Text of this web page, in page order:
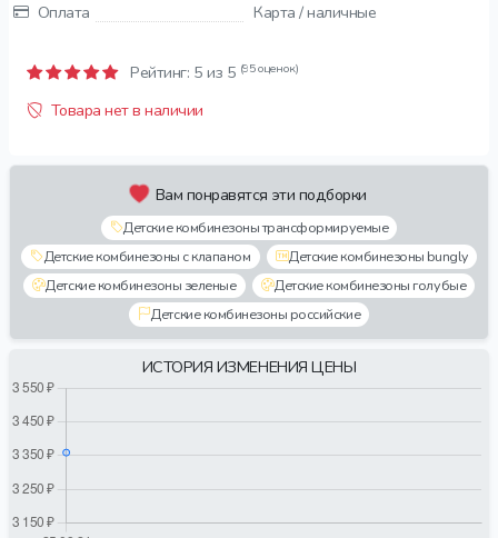
Оплата
Карта / наличные
Рейтинг: 5 из 5 (95 оценок)
Товара нет в наличии
Вам понравятся эти подборки
Детские комбинезоны трансформируемые
Детские комбинезоны с клапаном
Детские комбинезоны bungly
Детские комбинезоны зеленые
Детские комбинезоны голубые
Детские комбинезоны российские
ИСТОРИЯ ИЗМЕНЕНИЯ ЦЕНЫ